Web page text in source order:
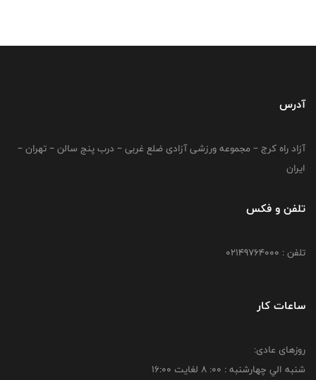
آدرس
آزاد راه کرج – مجموعه ورزشی آزادی ضلع غربی – درب پنج سالن – تهران –
ایران
تلفن و فکس
تلفن : 02149764000
ساعات کار
روزهای عادی:
شنبه الي چهارشنبه : 00: 8 لغايت 16:00